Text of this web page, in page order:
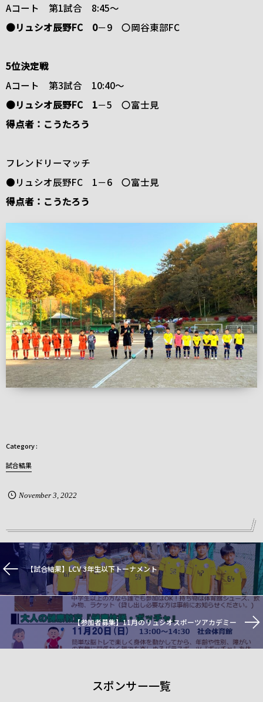
Aコート 第1試合 8:45～
●リュシオ辰野FC 0－9 〇岡谷東部FC
5位決定戦
Aコート 第3試合 10:40～
●リュシオ辰野FC 1－5 〇富士見
得点者：こうたろう
フレンドリーマッチ
●リュシオ辰野FC 1－6 〇富士見
得点者：こうたろう
試合結果
November 3 2022
【試合結果】LCV 3年生以下トーナメント
【参加者募集】11月のリュシオスポーツアカデミー
スポンサー一覧